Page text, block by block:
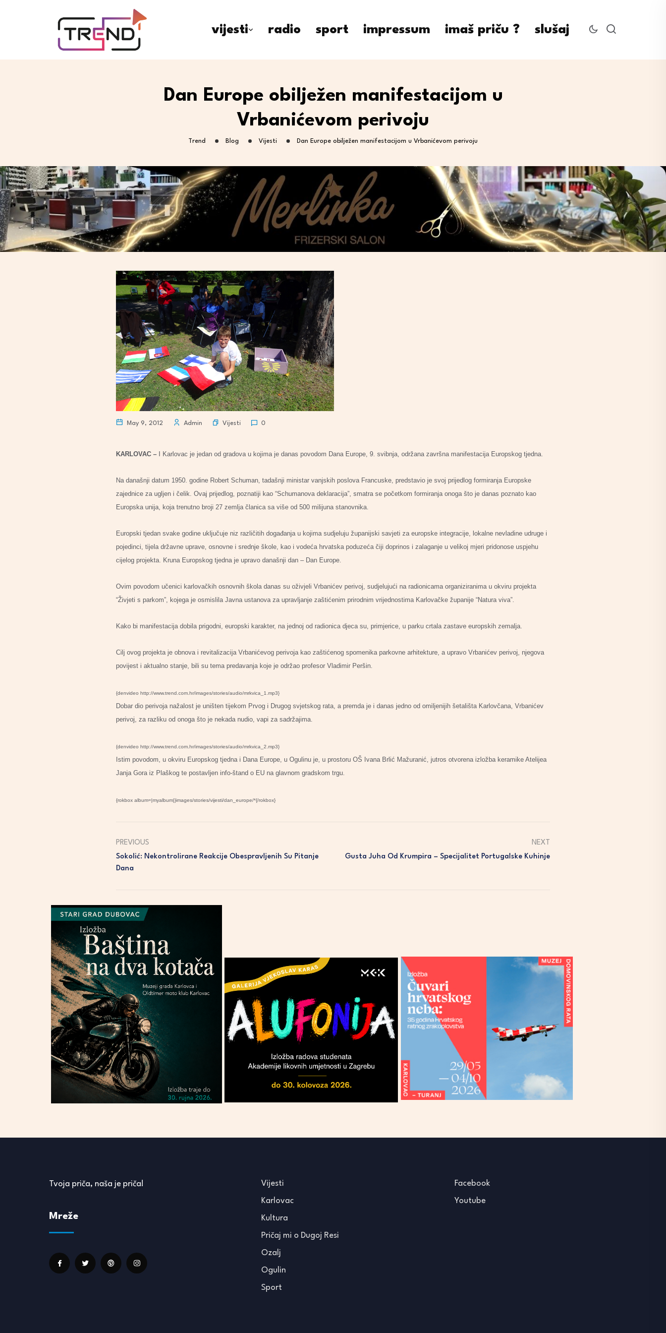
vijesti radio sport impressum imaš priču ? slušaj
Dan Europe obilježen manifestacijom u
Vrbanićevom perivoju
Trend Blog Vijesti Dan Europe obilježen manifestacijom u Vrbanićevom perivoju
May 9, 2012 Admin Vijesti 0
KARLOVAC – I Karlovac je jedan od gradova u kojima je danas povodom Dana Europe, 9. svibnja, održana završna manifestacija Europskog tjedna.
Na današnji datum 1950. godine Robert Schuman, tadašnji ministar vanjskih poslova Francuske, predstavio je svoj prijedlog formiranja Europske
zajednice za ugljen i čelik. Ovaj prijedlog, poznatiji kao “Schumanova deklaracija”, smatra se početkom formiranja onoga što je danas poznato kao
Europska unija, koja trenutno broji 27 zemlja članica sa više od 500 milijuna stanovnika.
Europski tjedan svake godine uključuje niz različitih događanja u kojima sudjeluju županijski savjeti za europske integracije, lokalne nevladine udruge i
pojedinci, tijela državne uprave, osnovne i srednje škole, kao i vodeća hrvatska poduzeća čiji doprinos i zalaganje u velikoj mjeri pridonose uspjehu
cijelog projekta. Kruna Europskog tjedna je upravo današnji dan – Dan Europe.
Ovim povodom učenici karlovačkih osnovnih škola danas su oživjeli Vrbanićev perivoj, sudjelujući na radionicama organiziranima u okviru projekta
“Živjeti s parkom”, kojega je osmislila Javna ustanova za upravljanje zaštićenim prirodnim vrijednostima Karlovačke županije “Natura viva”.
Kako bi manifestacija dobila prigodni, europski karakter, na jednoj od radionica djeca su, primjerice, u parku crtala zastave europskih zemalja.
Cilj ovog projekta je obnova i revitalizacija Vrbanićevog perivoja kao zaštićenog spomenika parkovne arhitekture, a upravo Vrbanićev perivoj, njegova
povijest i aktualno stanje, bili su tema predavanja koje je održao profesor Vladimir Peršin.
{denvideo http://www.trend.com.hr/images/stories/audio/mrkvica_1.mp3}
Dobar dio perivoja nažalost je uništen tijekom Prvog i Drugog svjetskog rata, a premda je i danas jedno od omiljenijih šetališta Karlovčana, Vrbanićev
perivoj, za razliku od onoga što je nekada nudio, vapi za sadržajima.
{denvideo http://www.trend.com.hr/images/stories/audio/mrkvica_2.mp3}
Istim povodom, u okviru Europskog tjedna i Dana Europe, u Ogulinu je, u prostoru OŠ Ivana Brlić Mažuranić, jutros otvorena izložba keramike Atelijea
Janja Gora iz Plaškog te postavljen info-štand o EU na glavnom gradskom trgu.
{rokbox album=|myalbum|}images/stories/vijesti/dan_europe/*{/rokbox}
PREVIOUS
Sokolić: Nekontrolirane Reakcije Obespravljenih Su Pitanje
Dana
NEXT
Gusta Juha Od Krumpira – Specijalitet Portugalske Kuhinje
Tvoja priča, naša je priča!
Mreže
Vijesti
Karlovac
Kultura
Pričaj mi o Dugoj Resi
Ozalj
Ogulin
Sport
Facebook
Youtube